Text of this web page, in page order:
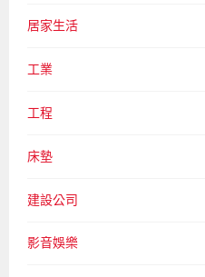
居家生活
工業
工程
床墊
建設公司
影音娛樂